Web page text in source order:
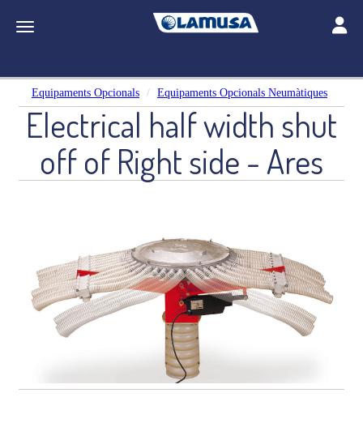
Toggle navigation
Equipaments Opcionals Equipaments Opcionals Neumàtiques
Electrical half width shut
off of Right side - Ares